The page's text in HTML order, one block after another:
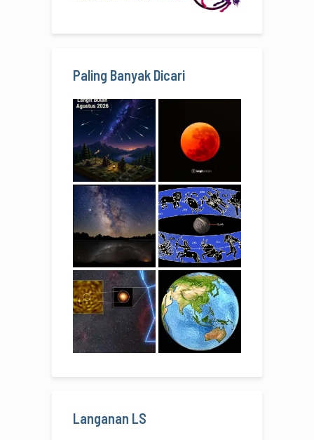
Paling Banyak Dicari
Langanan LS